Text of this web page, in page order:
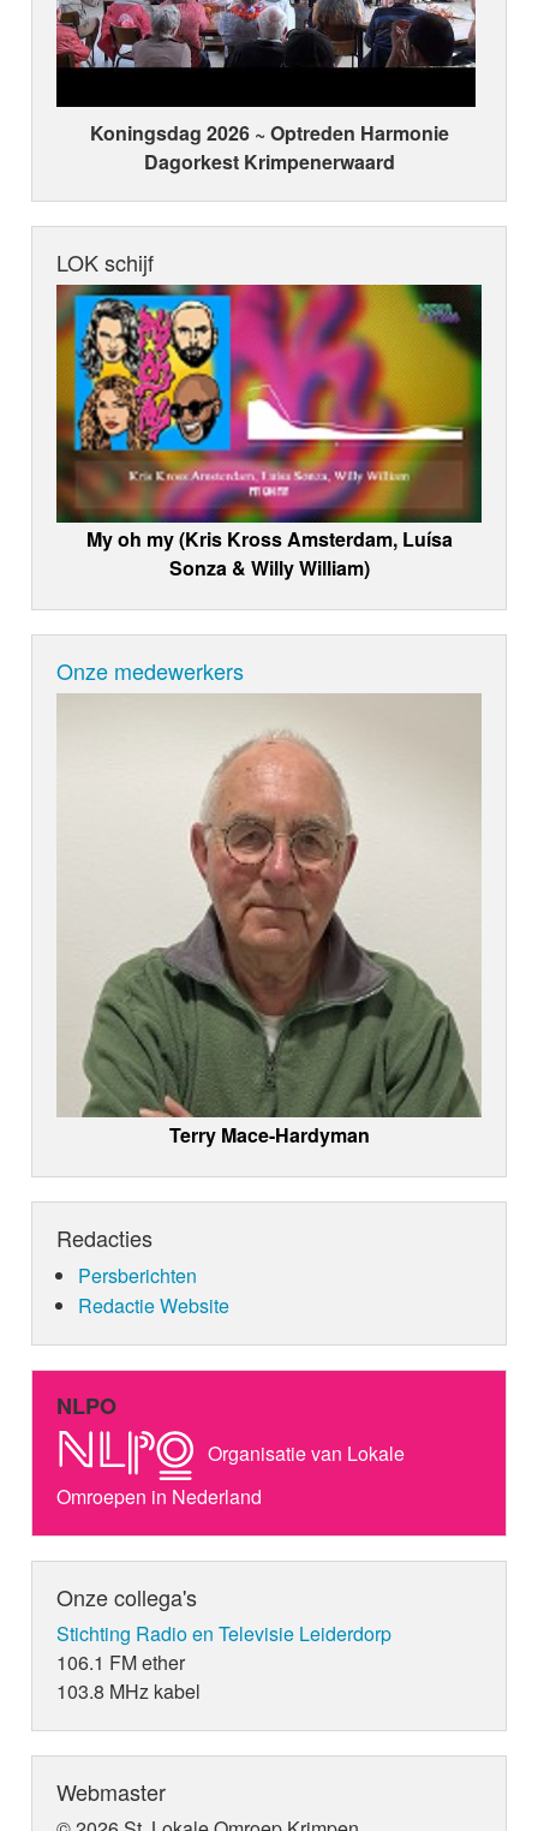
Koningsdag 2026 ~ Optreden Harmonie
Dagorkest Krimpenerwaard
LOK schijf
My oh my (Kris Kross Amsterdam, Luísa
Sonza & Willy William)
Onze medewerkers
Terry Mace-Hardyman
Redacties
Persberichten
Redactie Website
NLPO
Organisatie van Lokale
Omroepen in Nederland
Onze collega's
Stichting Radio en Televisie Leiderdorp
106.1 FM ether
103.8 MHz kabel
Webmaster